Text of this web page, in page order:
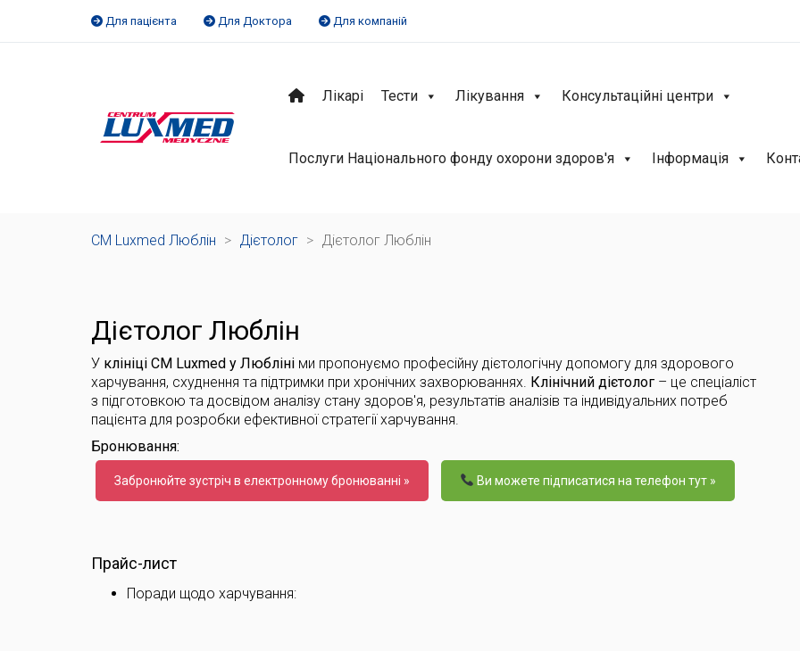
Для пацієнта Для Доктора Для компаній
Лікарі Тести Лікування Консультаційні центри
Послуги Національного фонду охорони здоров'я Інформація
CM Luxmed Люблін > Дієтолог > Дієтолог Люблін
Дієтолог Люблін
У клініці CM Luxmed у Любліні ми пропонуємо професійну дієтологічну допомогу для здорового
харчування, схуднення та підтримки при хронічних захворюваннях. Клінічний дієтолог – це спеціаліст
з підготовкою та досвідом аналізу стану здоров'я, результатів аналізів та індивідуальних потреб
пацієнта для розробки ефективної стратегії харчування.
Бронювання:
Забронюйте зустріч в електронному бронюванні » Ви можете підписатися на телефон тут »
Прайс-лист
Поради щодо харчування: